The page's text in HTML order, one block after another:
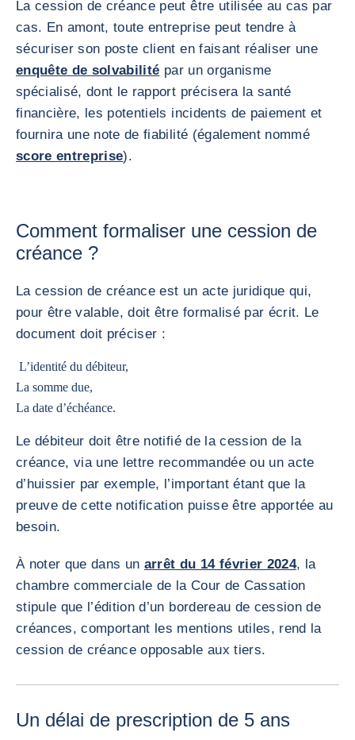
La cession de créance peut être utilisée au cas par
cas. En amont, toute entreprise peut tendre à
sécuriser son poste client en faisant réaliser une
enquête de solvabilité par un organisme
spécialisé, dont le rapport précisera la santé
financière, les potentiels incidents de paiement et
fournira une note de fiabilité (également nommé
score entreprise).
Comment formaliser une cession de
créance ?
La cession de créance est un acte juridique qui,
pour être valable, doit être formalisé par écrit. Le
document doit préciser :
L’identité du débiteur,
La somme due,
La date d’échéance.
Le débiteur doit être notifié de la cession de la
créance, via une lettre recommandée ou un acte
d’huissier par exemple, l’important étant que la
preuve de cette notification puisse être apportée au
besoin.
À noter que dans un arrêt du 14 février 2024, la
chambre commerciale de la Cour de Cassation
stipule que l’édition d’un bordereau de cession de
créances, comportant les mentions utiles, rend la
cession de créance opposable aux tiers.
Un délai de prescription de 5 ans